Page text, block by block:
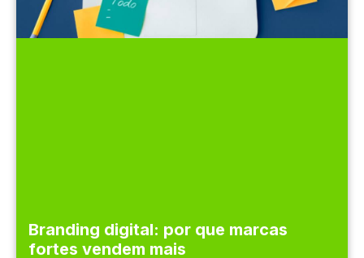
Branding digital: por que marcas
fortes vendem mais